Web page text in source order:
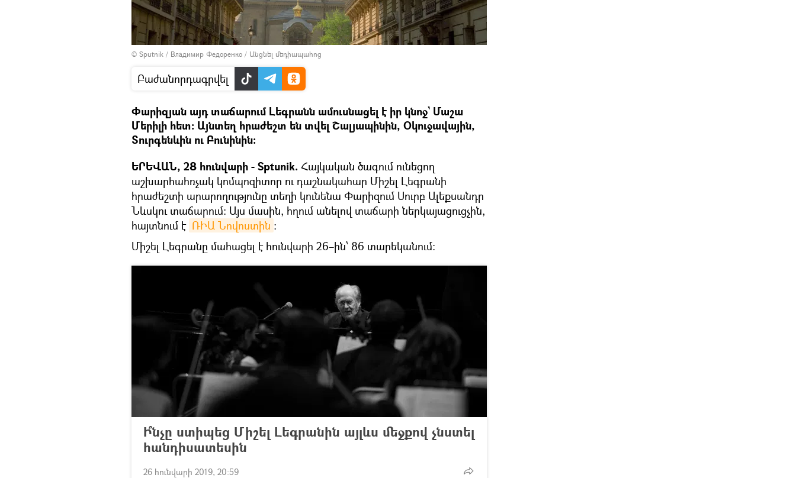
© Sputnik / Владимир Федоренко / Անցնել մեդիապահոց
Բաժանորդագրվել
Փարիզյան այդ տաճարում Լեգրանն ամուսնացել է իր կնոջ` Մաշա
Մերիլի հետ։ Այնտեղ հրաժեշտ են տվել Շալյապինին, Օկուջավային,
Տուրգենևին ու Բունինին։
ԵՐԵՎԱՆ, 28 հունվարի - Sptunik. Հայկական ծագում ունեցող
աշխարհահռչակ կոմպոզիտոր ու դաշնակահար Միշել Լեգրանի
հրաժեշտի արարողությունը տեղի կունենա Փարիզում Սուրբ Ալեքսանդր
Նևսկու տաճարում։ Այս մասին, հղում անելով տաճարի ներկայացուցչին,
հայտնում է ՌԻԱ Նովոստին ։
Միշել Լեգրանը մահացել է հունվարի 26–ին՝ 86 տարեկանում։
Ի՞նչը ստիպեց Միշել Լեգրանին այլևս մեջքով չնստել
հանդիսատեսին
26 հունվարի 2019, 20:59